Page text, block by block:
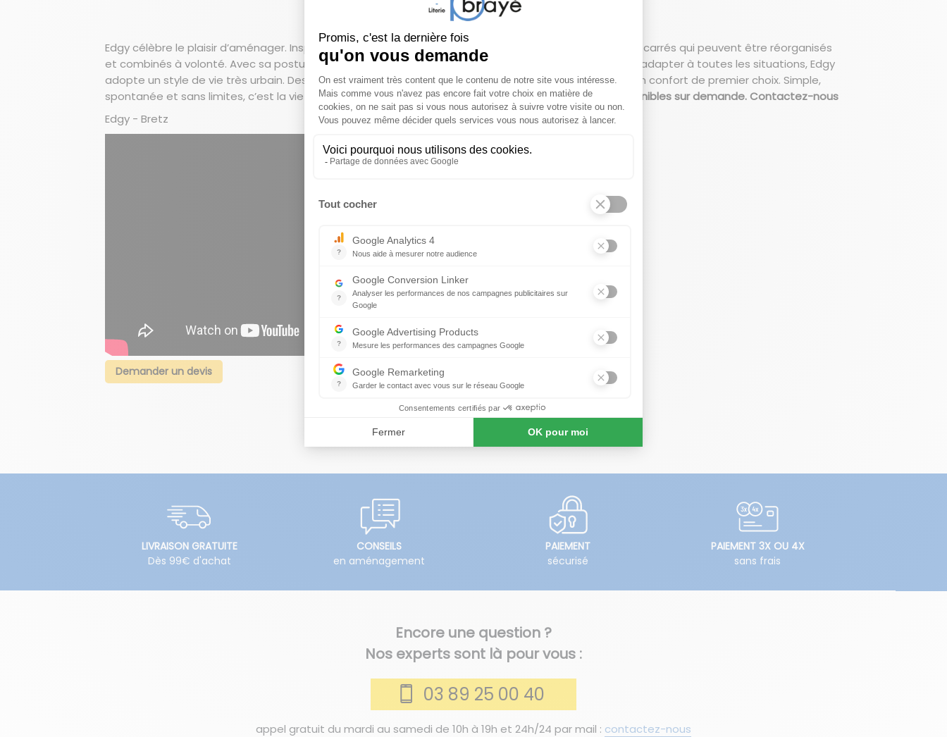
Edgy célèbre le plaisir d’aménager. Inspiré du jeu « Tetris » des années 1980, le système repose sur des carrés qui peuvent être réorganisés
et combinés à volonté. Avec sa posture fonctionnelle, le langage clair des formes et la capacité de s’adapter à toutes les situations, Edgy
adopte un style de vie très urbain. Des angles arrondis et un rembourrage bien réfléchi garantissent un confort de premier choix. Simple,
spontanée et sans limites, c’est la vie avec Edgy.D'autres coloris et d'autres implantations sont disponibles sur demande. Contactez-nous
Edgy - Bretz
Demander un devis
Encore une question ?
Nos experts sont là pour vous :
03 89 25 00 40
appel gratuit du mardi au samedi de 10h à 19h et 24h/24 par mail : contactez-nous
LIVRAISON GRATUITE
Dès 99€ d'achat
CONSEILS
en aménagement
PAIEMENT
sécurisé
PAIEMENT 3X OU 4X
sans frais